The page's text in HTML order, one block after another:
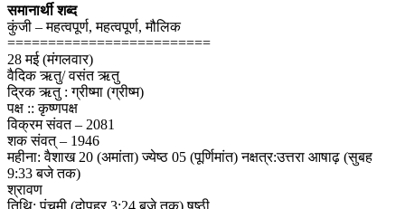
समानार्थी शब्द
कुंजी – महत्वपूर्ण, महत्वपूर्ण, मौलिक
=========================
28 मई (मंगलवार)
वैदिक ऋतु/ वसंत ऋतु
द्रिक ऋतु : ग्रीष्मा (ग्रीष्म)
पक्ष :: कृष्णपक्ष
विक्रम संवत – 2081
शक संवत् – 1946
महीना: वैशाख 20 (अमांता) ज्येष्ठ 05 (पूर्णिमांत) नक्षत्र:उत्तरा आषाढ़ (सुबह
9:33 बजे तक)
श्रावण
तिथि: पंचमी (दोपहर 3:24 बजे तक) षष्ठी